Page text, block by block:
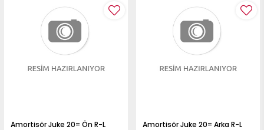
Amortisör Juke 20= Ön R-L Amortisör Juke 20= Arka R-L